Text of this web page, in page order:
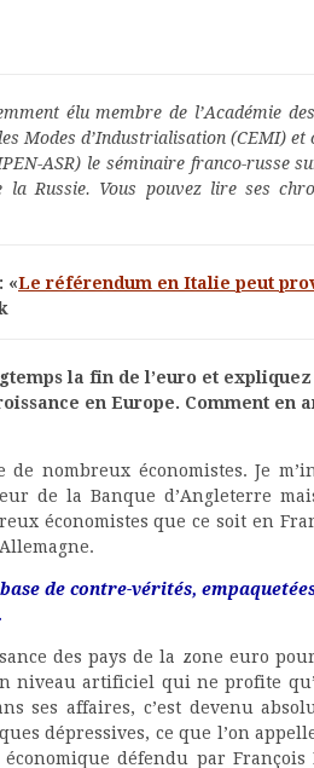
élu membre de l’Académie
Modes d’Industrialisation (CEMI) et
ASR) le séminaire franco-russe
la Russie. Vous pouvez lire ses
«Le référendum en Italie peut
la fin de l’euro et
en Europe. Comment en
de nombreux économistes. Je
de la Banque d’Angleterre
économistes que ce soit en
de contre-vérités,
des pays de la zone euro
niveau artificiel qui ne profite
ses affaires, c’est devenu
dépressives, ce que l’on
défendu par